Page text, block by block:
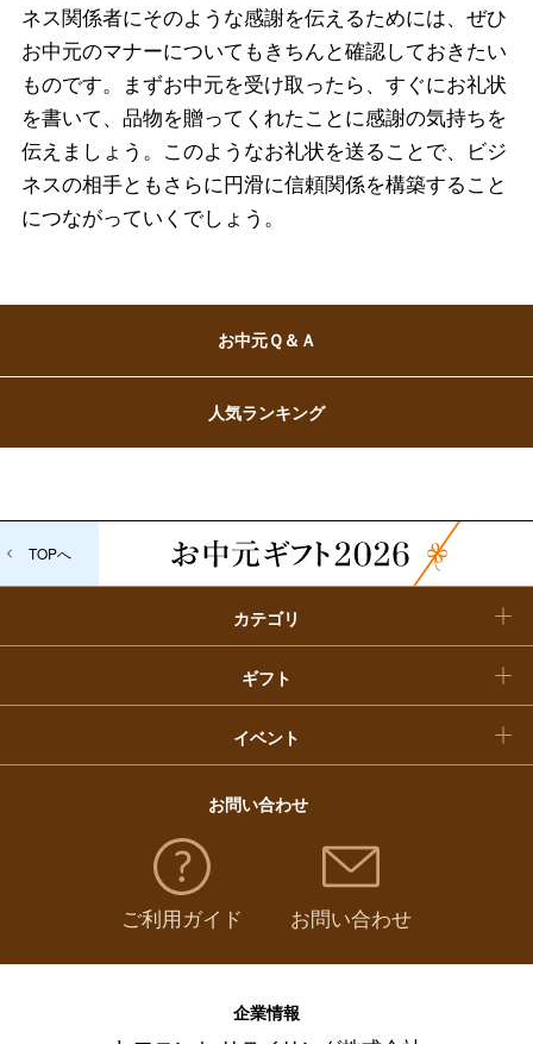
ネス関係者にそのような感謝を伝えるためには、ぜひ
お中元のマナーについてもきちんと確認しておきたい
ものです。まずお中元を受け取ったら、すぐにお礼状
を書いて、品物を贈ってくれたことに感謝の気持ちを
伝えましょう。このようなお礼状を送ることで、ビジ
ネスの相手ともさらに円滑に信頼関係を構築すること
につながっていくでしょう。
お中元Ｑ＆Ａ
人気ランキング
TOPへ
カテゴリ
フード＆スイーツ
ビューティー
ホーム＆インテリア
ギフト
大丸・松坂屋のギフト
結婚内祝い
快気祝い
イベント
バレンタインチョコレート
ホワイトデー
母の日
お中元
敬老の日
お歳暮
クリスマスケーキ
福袋
お問い合わせ
ご利用ガイド お問い合わせ
企業情報